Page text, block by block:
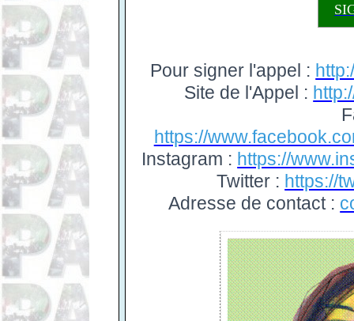
Pour signer l'appel :
Site de l'Appel :
https://
Instagram : https://
Twitter : https://
Adresse de contact :